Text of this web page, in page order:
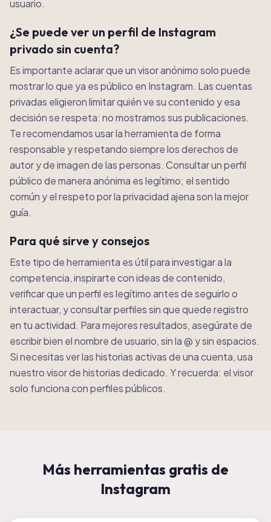
usuario.
¿Se puede ver un perfil de Instagram
privado sin cuenta?
Es importante aclarar que un visor anónimo solo puede
mostrar lo que ya es público en Instagram. Las cuentas
privadas eligieron limitar quién ve su contenido y esa
decisión se respeta: no mostramos sus publicaciones.
Te recomendamos usar la herramienta de forma
responsable y respetando siempre los derechos de
autor y de imagen de las personas. Consultar un perfil
público de manera anónima es legítimo; el sentido
común y el respeto por la privacidad ajena son la mejor
guía.
Para qué sirve y consejos
Este tipo de herramienta es útil para investigar a la
competencia, inspirarte con ideas de contenido,
verificar que un perfil es legítimo antes de seguirlo o
interactuar, y consultar perfiles sin que quede registro
en tu actividad. Para mejores resultados, asegúrate de
escribir bien el nombre de usuario, sin la @ y sin espacios.
Si necesitas ver las historias activas de una cuenta, usa
nuestro visor de historias dedicado. Y recuerda: el visor
solo funciona con perfiles públicos.
Más herramientas gratis de
Instagram